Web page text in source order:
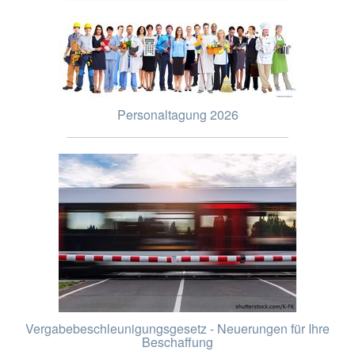
Personaltagung 2026
Vergabebeschleunigungsgesetz - Neuerungen für Ihre
Beschaffung